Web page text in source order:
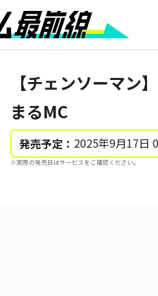
【チェンソーマン
まるMC
発売予定： 2025年9月17日
※実際の発売日はサービスをご確認ください。